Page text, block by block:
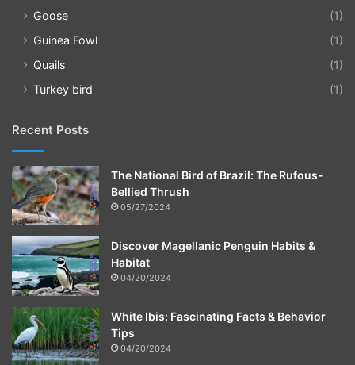
Goose
(1)
Guinea Fowl
(1)
Quails
(1)
Turkey bird
(1)
Recent Posts
The National Bird of Brazil: The Rufous-
Bellied Thrush
05/27/2024
Discover Magellanic Penguin Habits &
Habitat
04/20/2024
White Ibis: Fascinating Facts & Behavior
Tips
04/20/2024